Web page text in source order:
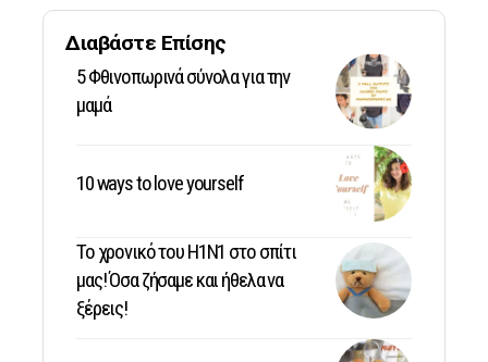
Διαβάστε Επίσης
5 Φθινοπωρινά σύνολα για την
μαμά
10 ways to love yourself
Το χρονικό του Η1Ν1 στο σπίτι
μας! Όσα ζήσαμε και ήθελα να
ξέρεις!